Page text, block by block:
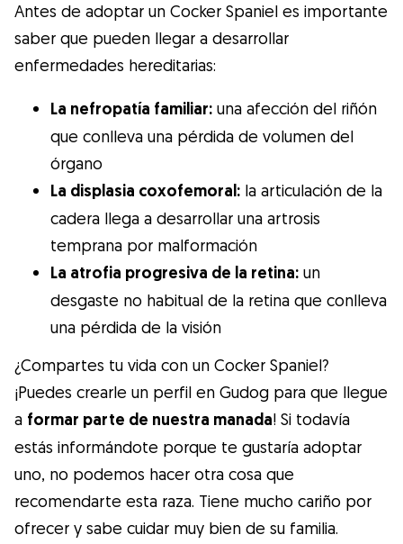
Antes de adoptar un Cocker Spaniel es importante
saber que pueden llegar a desarrollar
enfermedades hereditarias:
La nefropatía familiar: una afección del riñón
que conlleva una pérdida de volumen del
órgano
La displasia coxofemoral: la articulación de la
cadera llega a desarrollar una artrosis
temprana por malformación
La atrofia progresiva de la retina: un
desgaste no habitual de la retina que conlleva
una pérdida de la visión
¿Compartes tu vida con un Cocker Spaniel?
¡Puedes crearle un perfil en Gudog para que llegue
a formar parte de nuestra manada! Si todavía
estás informándote porque te gustaría adoptar
uno, no podemos hacer otra cosa que
recomendarte esta raza. Tiene mucho cariño por
ofrecer y sabe cuidar muy bien de su familia.